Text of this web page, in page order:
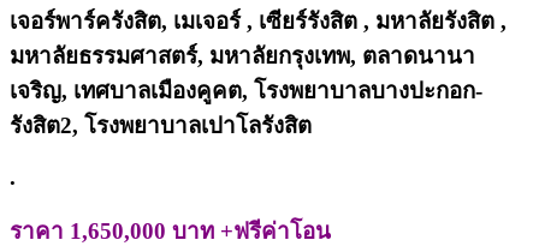
เจอร์พาร์ครังสิต, เมเจอร์ , เซียร์รังสิต , มหาลัยรังสิต ,
มหาลัยธรรมศาสตร์, มหาลัยกรุงเทพ, ตลาดนานา
เจริญ, เทศบาลเมืองคูคต, โรงพยาบาลบางปะกอก-
รังสิต2, โรงพยาบาลเปาโลรังสิต
.
ราคา 1,650,000 บาท +ฟรีค่าโอน